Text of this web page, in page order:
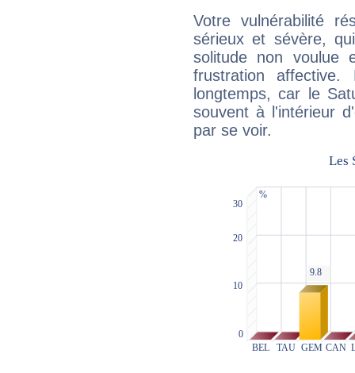
Votre vulnérabilité
sérieux et sévère,
solitude non voulue
frustration
longtemps, car le
souvent à l'intérieur
par se voir.